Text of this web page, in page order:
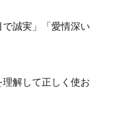
誠実」「愛情深い
理解して正しく使お